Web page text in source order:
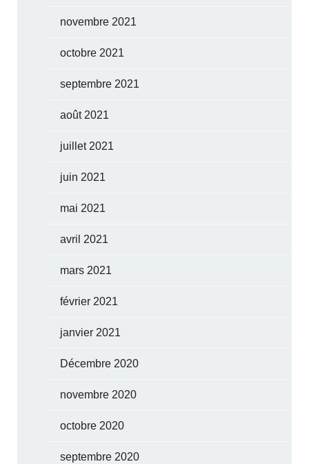
novembre 2021
octobre 2021
septembre 2021
août 2021
juillet 2021
juin 2021
mai 2021
avril 2021
mars 2021
février 2021
janvier 2021
Décembre 2020
novembre 2020
octobre 2020
septembre 2020